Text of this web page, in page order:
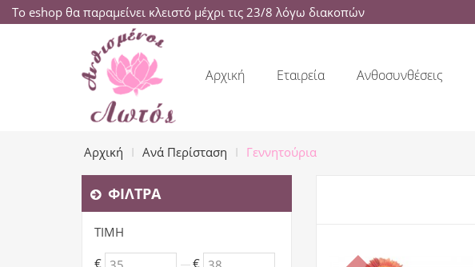
Το eshop θα παραμείνει κλειστό μέχρι τις 23/8 λόγω διακοπών
Αρχική Εταιρεία Ανθοσυνθέσεις
Αρχική Ανά Περίσταση Γεννητούρια
ΦΊΛΤΡΑ
ΤΙΜΉ
€
€